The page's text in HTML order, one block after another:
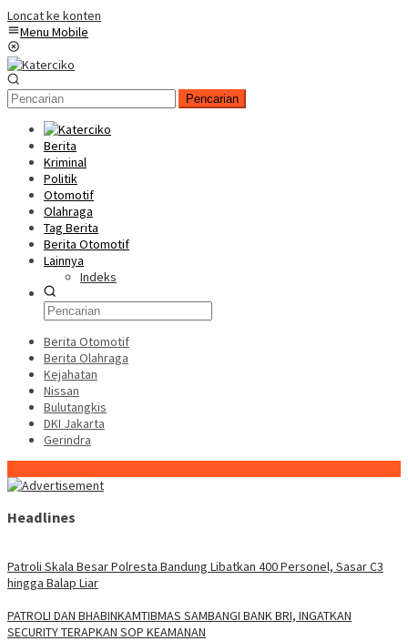
Loncat ke konten
Menu Mobile
Pencarian
Berita
Kriminal
Politik
Otomotif
Olahraga
Tag Berita
Berita Otomotif
Lainnya
Indeks
Berita Otomotif
Berita Olahraga
Kejahatan
Nissan
Bulutangkis
DKI Jakarta
Gerindra
Headlines
Patroli Skala Besar Polresta Bandung Libatkan 400 Personel, Sasar C3
hingga Balap Liar
‎PATROLI DAN BHABINKAMTIBMAS SAMBANGI BANK BRI, INGATKAN
SECURITY TERAPKAN SOP KEAMANAN